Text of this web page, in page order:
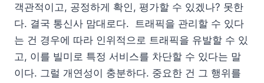
객관적이고, 공정하게 확인, 평가할 수 있겠나? 못한
다. 결국 통신사 맘대로다. 트래픽을 관리할 수 있다
는 건 경우에 따라 인위적으로 트래픽을 유발할 수 있
고, 이를 빌미로 특정 서비스를 차단할 수 있다는 말
이다. 그럴 개연성이 충분하다. 중요한 건 그 행위를